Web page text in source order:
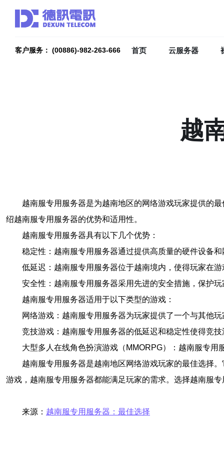
客户服务： (00886)-982-263-666 首页 云服务器
越
越南服专用服务器是为越南地区的网络游戏玩家提供的
绍越南服专用服务器的优势和适用性。
越南服专用服务器具有以下几个优势：
稳定性：越南服专用服务器通过提供高质量的硬件设备
低延迟：越南服专用服务器位于越南境内，使得玩家在
安全性：越南服专用服务器采用先进的安全措施，保护
越南服专用服务器适用于以下类型的游戏：
网络游戏：越南服专用服务器为玩家提供了一个与其他
竞技游戏：越南服专用服务器的低延迟和稳定性使得竞
大型多人在线角色扮演游戏（MMORPG）：越南服专
越南服专用服务器是越南地区网络游戏玩家的最佳选择
游戏，越南服专用服务器都能满足玩家的需求。选择越南服
来源： 越南服专用服务器：最佳选择